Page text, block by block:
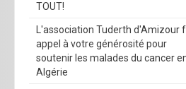
TOUT!
L'association Tuderth d'Amizour
appel à votre générosité pour
soutenir les malades du cancer
Algérie